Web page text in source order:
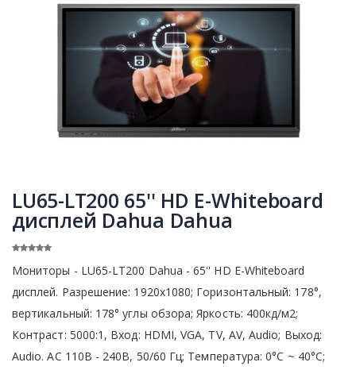
LU65-LT200 65'' HD E-Whiteboard
дисплей Dahua Dahua
Мониторы - LU65-LT200 Dahua - 65'' HD E-Whiteboard
дисплей. Разрешение: 1920х1080; Горизонтальный: 178°,
вертикальный: 178° углы обзора; Яркость: 400кд/м2;
Контраст: 5000:1, Вход: HDMI, VGA, TV, AV, Audio; Выход:
Audio. AC 110В - 240B, 50/60 Гц; Температура: 0°C ~ 40°C;